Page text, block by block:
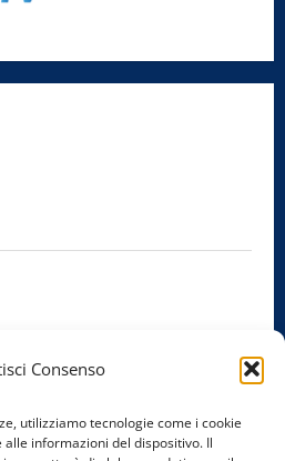
Consenso
utilizziamo tecnologie come i cookie
informazioni del dispositivo. Il